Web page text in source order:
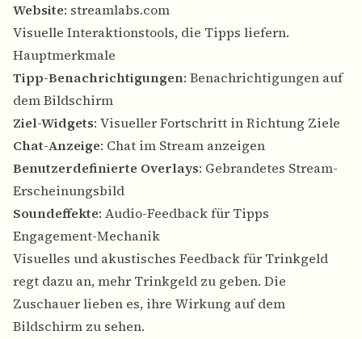
Website: streamlabs.com
Visuelle Interaktionstools, die Tipps liefern.
Hauptmerkmale
Tipp-Benachrichtigungen: Benachrichtigungen auf
dem Bildschirm
Ziel-Widgets: Visueller Fortschritt in Richtung Ziele
Chat-Anzeige: Chat im Stream anzeigen
Benutzerdefinierte Overlays: Gebrandetes Stream-
Erscheinungsbild
Soundeffekte: Audio-Feedback für Tipps
Engagement-Mechanik
Visuelles und akustisches Feedback für Trinkgeld
regt dazu an, mehr Trinkgeld zu geben. Die
Zuschauer lieben es, ihre Wirkung auf dem
Bildschirm zu sehen.